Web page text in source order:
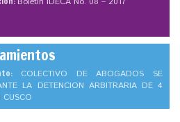
COLECTIVO DE ABOGADOS SE
LA DETENCION ARBITRARIA DE 4
CUSCO